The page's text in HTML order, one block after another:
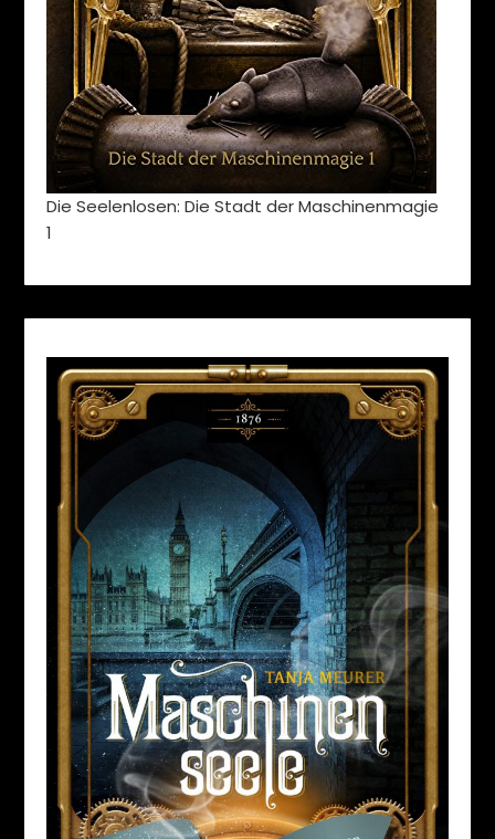
Die Seelenlosen: Die Stadt der Maschinenmagie
1